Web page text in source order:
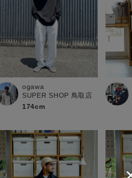
ogawa
SUPER SHOP 鳥取店
174cm